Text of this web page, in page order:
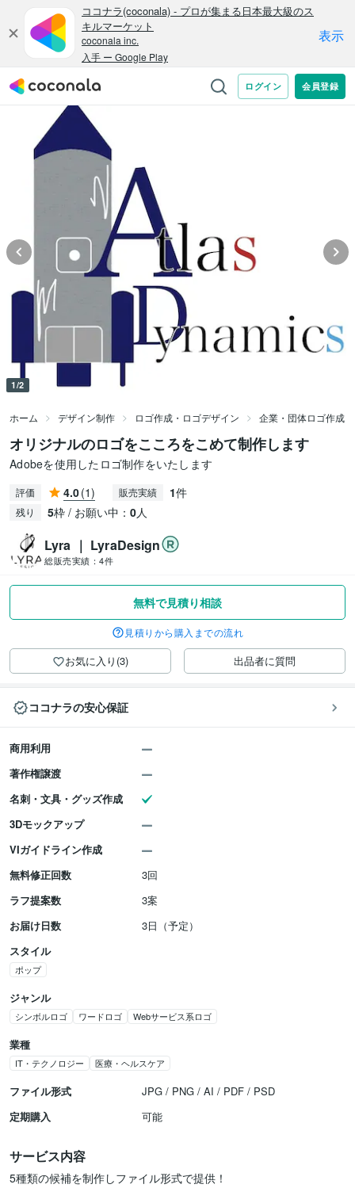
1/2
ホーム デザイン制作 ロゴ作成・ロゴデザイン 企業・団体ロゴ作成
オリジナルのロゴをこころをこめて制作します
Adobeを使用したロゴ制作をいたします
評価 4.0(1) 販売実績 1件
残り 5枠 / お願い中： 0人
Lyra ｜ LyraDesign
総販売実績： 4件
無料で見積り相談
見積りから購入までの流れ
お気に入り(3) 出品者に質問
ココナラの安心保証
商用利用
著作権譲渡
名刺・文具・グッズ作成
3Dモックアップ
VIガイドライン作成
無料修正回数
3回
ラフ提案数
3案
お届け日数
3日（予定）
スタイル
ポップ
ジャンル
シンボルロゴ ワードロゴ Webサービス系ロゴ
業種
IT・テクノロジー 医療・ヘルスケア
ファイル形式
JPG / PNG / AI / PDF / PSD
定期購入
可能
サービス内容
5種類の候補を制作しファイル形式で提供！